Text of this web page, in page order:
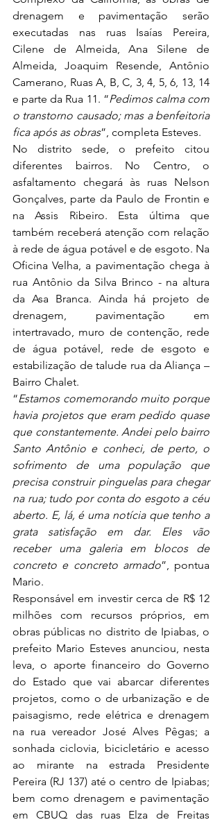
drenagem e pavimentação serão
executadas nas ruas Isaías Pereira,
Cilene de Almeida, Ana Silene de
Almeida, Joaquim Resende, Antônio
Camerano, Ruas A, B, C, 3, 4, 5, 6, 13, 14
e parte da Rua 11. “Pedimos calma com
o transtorno causado; mas a benfeitoria
fica após as obras”, completa Esteves.
No distrito sede, o prefeito citou
diferentes bairros. No Centro, o
asfaltamento chegará às ruas Nelson
Gonçalves, parte da Paulo de Frontin e
na Assis Ribeiro. Esta última que
também receberá atenção com relação
à rede de água potável e de esgoto. Na
Oficina Velha, a pavimentação chega à
rua Antônio da Silva Brinco - na altura
da Asa Branca. Ainda há projeto de
drenagem, pavimentação em
intertravado, muro de contenção, rede
de água potável, rede de esgoto e
estabilização de talude rua da Aliança –
Bairro Chalet.
“Estamos comemorando muito porque
havia projetos que eram pedido quase
que constantemente. Andei pelo bairro
Santo Antônio e conheci, de perto, o
sofrimento de uma população que
precisa construir pinguelas para chegar
na rua; tudo por conta do esgoto a céu
aberto. E, lá, é uma notícia que tenho a
grata satisfação em dar. Eles vão
receber uma galeria em blocos de
concreto e concreto armado”, pontua
Mario.
Responsável em investir cerca de R$ 12
milhões com recursos próprios, em
obras públicas no distrito de Ipiabas, o
prefeito Mario Esteves anunciou, nesta
leva, o aporte financeiro do Governo
do Estado que vai abarcar diferentes
projetos, como o de urbanização e de
paisagismo, rede elétrica e drenagem
na rua vereador José Alves Pêgas; a
sonhada ciclovia, bicicletário e acesso
ao mirante na estrada Presidente
Pereira (RJ 137) até o centro de Ipiabas;
bem como drenagem e pavimentação
em CBUQ das ruas Elza de Freitas